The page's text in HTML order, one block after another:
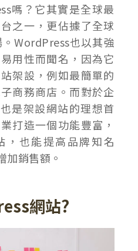
嗎？它其實是全球最
之一，更佔據了全球
WordPress也以其強
用性而聞名，因為它
架設，例如最簡單的
商務商店。而對於企
是架設網站的理想首
打造一個功能豐富，
，也能提高品牌知名
加銷售額。
網站?